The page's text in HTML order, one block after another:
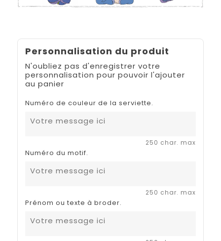
Personnalisation du produit
N'oubliez pas d'enregistrer votre
personnalisation pour pouvoir l'ajouter
au panier
Numéro de couleur de la serviette.
250 char. max
Numéro du motif.
250 char. max
Prénom ou texte à broder.